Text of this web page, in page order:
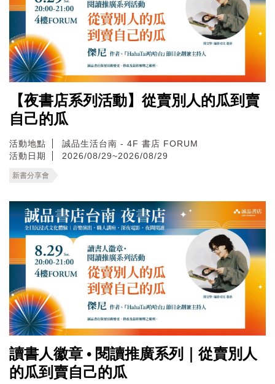
【夜書店系列活動】從賣別人的瓜到賣
自己的瓜
活動地點
誠品生活台南 - 4F 書店 FORUM
活動日期
2026/08/29~2026/08/29
新書分享會
讀書人徽章 • 閱讀推廣系列｜從賣別人
的瓜到賣自己的瓜